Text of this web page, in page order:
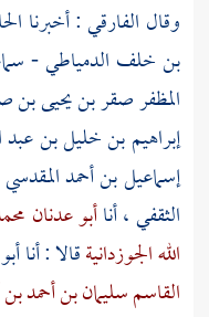
وقال الفارقي: أخبرنا
بن خلف الدمياطي-
المظفر صقر بن يحيى بن
إبراهيم بن خليل بن عبد
إسماعيل بن أحمد المقدسي
الثقفي، أناأبو عدنان
الله الجوزدانيةقالا : أنا
القاسم سليمان بن أحمد